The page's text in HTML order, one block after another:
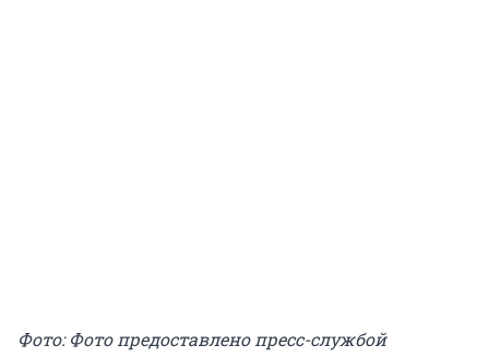
Фото: Фото предоставлено пресс-службой